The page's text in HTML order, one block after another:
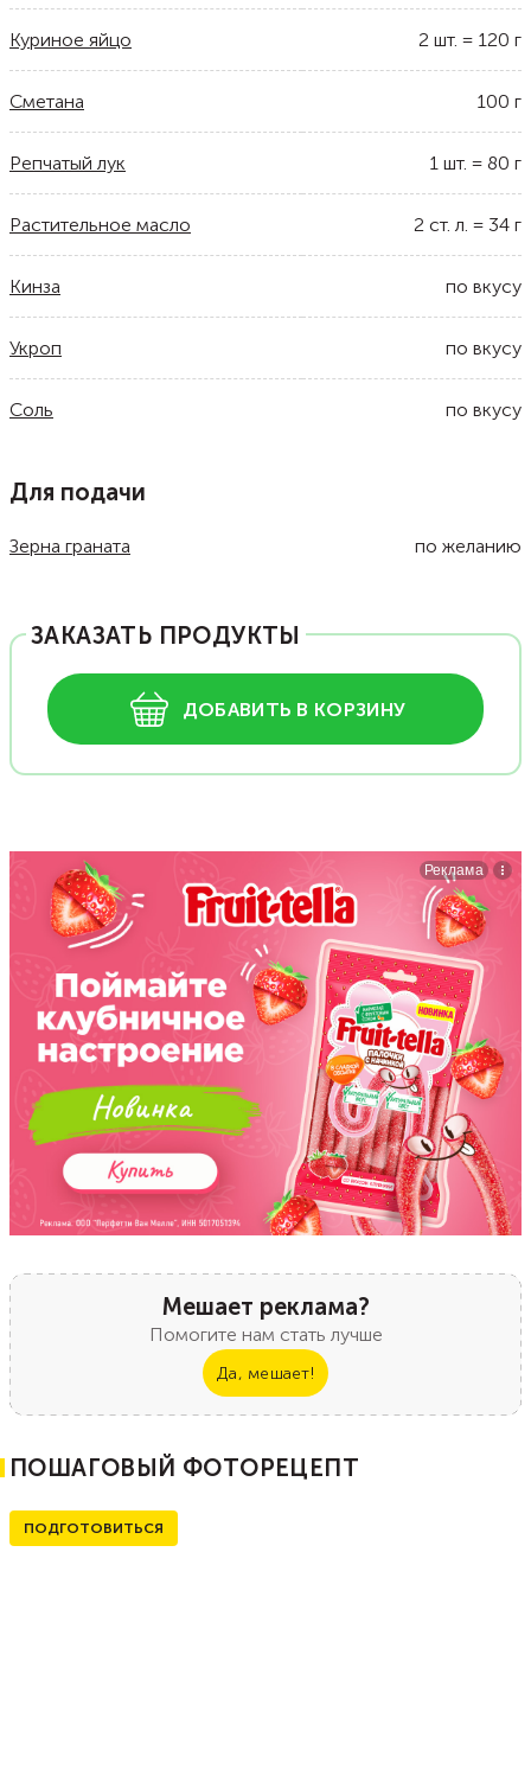
Куриное яйцо 2 шт. = 120 г
Сметана 100 г
Репчатый лук 1 шт. = 80 г
Растительное масло 2 ст. л. = 34 г
Кинза по вкусу
Укроп по вкусу
Соль по вкусу
Для подачи
Зерна граната по желанию
ЗАКАЗАТЬ ПРОДУКТЫ
ДОБАВИТЬ В КОРЗИНУ
Мешает реклама?
Помогите нам стать лучше
Да, мешает!
ПОШАГОВЫЙ ФОТОРЕЦЕПТ
ПОДГОТОВИТЬСЯ